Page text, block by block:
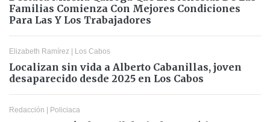
Familias Comienza Con Mejores Condiciones
Para Las Y Los Trabajadores
Elizabeth Ramírez Los Cabos
Localizan sin vida a Alberto Cabanillas, joven
desaparecido desde 2025 en Los Cabos
Redacción Policiaca